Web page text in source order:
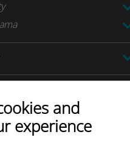
and
experience